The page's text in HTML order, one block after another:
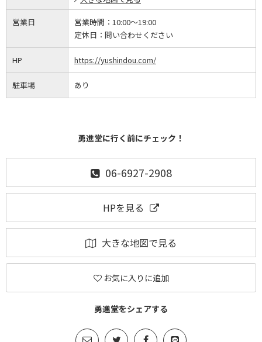
営業日 営業時間： 10:00～19:00
定休日： 問い合わせください
HP https://yushindou.com/
駐車場 あり
勇進堂に行く前にチェック！
06-6927-2908
HPを見る
大きな地図で見る
お気に入りに追加
勇進堂をシェアする